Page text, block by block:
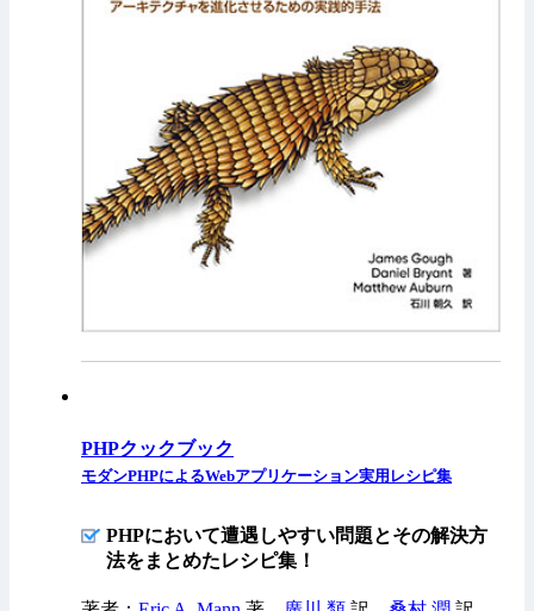
PHPクックブック
モダンPHPによるWebアプリケーション実用レシピ集
PHPにおいて遭遇しやすい問題とその解決方
法をまとめたレシピ集！